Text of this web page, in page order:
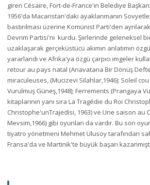
giren Césaire, Fort-de-France'ın Belediye
1956'da Macaristan'daki ayaklanmanın
bastırılması üzerine Komünist Parti'den
Devrim Partisi'ni kurdu. Şiirlerinde geleneksel
uzaklaşarak gerçeküstücü akımın anlatımın
yararlandı ve Afrika'ya özgü çarpıcı imgeler
retour au pays natal (Anavatana Bir Dönüş
miraculeuses, (Mucizevi Silahlar,1946); Soleil
Vurulmuş Güneş,1948); Ferrements (Prangaya
kitaplarının yanı sıra La Tragédie du Roi
Christophe'unTrajedisi, 1963) ve Une saison au
Mevsim,1966) gibi oyunları da vardır. Bu son
tiyatro yönetmeni Mehmet Ulusoy tarafından
Fransa'da ve Martinik'te büyük başarı